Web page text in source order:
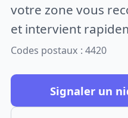
votre zone vous
et intervient
Codes postaux : 4420
Signaler un